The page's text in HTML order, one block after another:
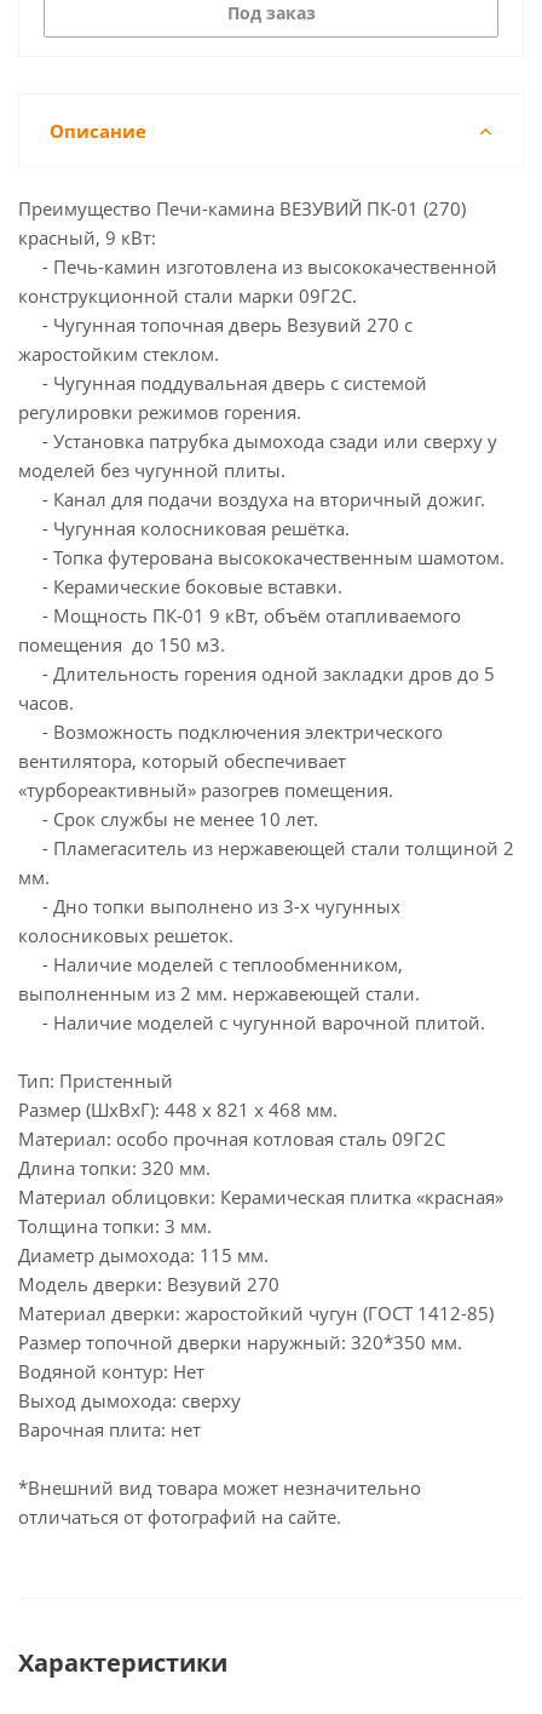
Под заказ
Описание
Преимущество Печи-камина ВЕЗУВИЙ ПК-01 (270)
красный, 9 кВт:
- Печь-камин изготовлена из высококачественной
конструкционной стали марки 09Г2С.
- Чугунная топочная дверь Везувий 270 с
жаростойким стеклом.
- Чугунная поддувальная дверь с системой
регулировки режимов горения.
- Установка патрубка дымохода сзади или сверху у
моделей без чугунной плиты.
- Канал для подачи воздуха на вторичный дожиг.
- Чугунная колосниковая решётка.
- Топка футерована высококачественным шамотом.
- Керамические боковые вставки.
- Мощность ПК-01 9 кВт, объём отапливаемого
помещения до 150 м3.
- Длительность горения одной закладки дров до 5
часов.
- Возможность подключения электрического
вентилятора, который обеспечивает
«турбореактивный» разогрев помещения.
- Срок службы не менее 10 лет.
- Пламегаситель из нержавеющей стали толщиной 2
мм.
- Дно топки выполнено из 3-х чугунных
колосниковых решеток.
- Наличие моделей с теплообменником,
выполненным из 2 мм. нержавеющей стали.
- Наличие моделей с чугунной варочной плитой.
Тип: Пристенный
Размер (ШхВхГ): 448 х 821 х 468 мм.
Материал: особо прочная котловая сталь 09Г2С
Длина топки: 320 мм.
Материал облицовки: Керамическая плитка «красная»
Толщина топки: 3 мм.
Диаметр дымохода: 115 мм.
Модель дверки: Везувий 270
Материал дверки: жаростойкий чугун (ГОСТ 1412-85)
Размер топочной дверки наружный: 320*350 мм.
Водяной контур: Нет
Выход дымохода: сверху
Варочная плита: нет
*Внешний вид товара может незначительно
отличаться от фотографий на сайте.
Характеристики